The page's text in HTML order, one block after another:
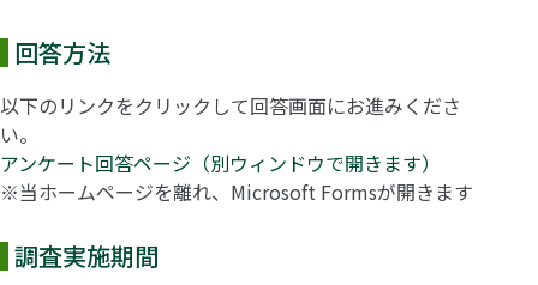
回答方法
以下のリンクをクリックして回答画面にお進みくださ
い。
アンケート回答ページ（別ウィンドウで開きます）
※当ホームページを離れ、Microsoft Formsが開きます
調査実施期間